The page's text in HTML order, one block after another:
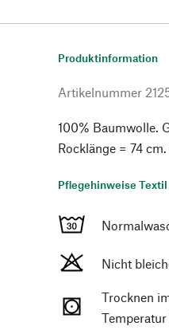
Produktinformation
Artikelnummer
100% Baumwolle.
Rocklänge = 74
Pflegehinweise Textil
Nicht
Trocknen